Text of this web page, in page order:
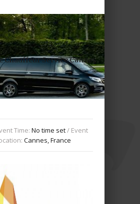
Chauffeur Service Cannes
Time: No time set/ Event
Cannes, France